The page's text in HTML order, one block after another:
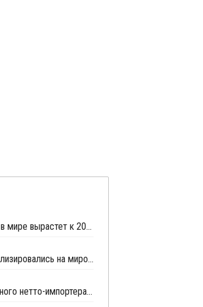
Выпуск поливинилхлорида в мире вырастет к 2028 году на 10 млн тонн
Июньские цены ПВХ стабилизировались на мировом рынке
Китай превратился из крупного нетто-импортера в нетто-экспортера ПВХ